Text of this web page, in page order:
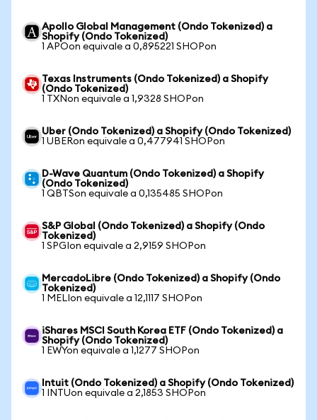
Apollo Global Management (Ondo Tokenized) a
Shopify (Ondo Tokenized)
1 APOon equivale a 0,895221 SHOPon
Texas Instruments (Ondo Tokenized) a Shopify
(Ondo Tokenized)
1 TXNon equivale a 1,9328 SHOPon
Uber (Ondo Tokenized) a Shopify (Ondo Tokenized)
1 UBERon equivale a 0,477941 SHOPon
D-Wave Quantum (Ondo Tokenized) a Shopify
(Ondo Tokenized)
1 QBTSon equivale a 0,135485 SHOPon
S&P Global (Ondo Tokenized) a Shopify (Ondo
Tokenized)
1 SPGIon equivale a 2,9159 SHOPon
MercadoLibre (Ondo Tokenized) a Shopify (Ondo
Tokenized)
1 MELIon equivale a 12,1117 SHOPon
iShares MSCI South Korea ETF (Ondo Tokenized) a
Shopify (Ondo Tokenized)
1 EWYon equivale a 1,1277 SHOPon
Intuit (Ondo Tokenized) a Shopify (Ondo Tokenized)
1 INTUon equivale a 2,1853 SHOPon